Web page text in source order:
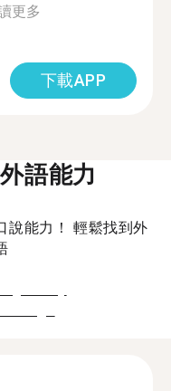
更多
下載APP
語能力
說能力！ 輕鬆找到外